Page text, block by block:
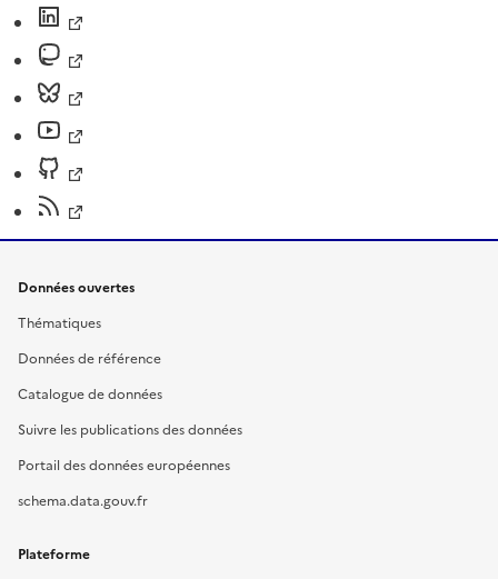
Données ouvertes
Thématiques
Données de référence
Catalogue de données
Suivre les publications des données
Portail des données européennes
schema.data.gouv.fr
Plateforme